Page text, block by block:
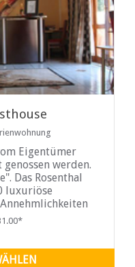
Eigentümer
werden.
Das Rosenthal
luxuriöse